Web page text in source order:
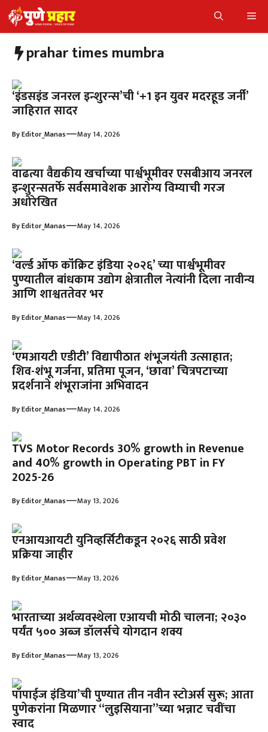
Skip
to
contentprahar times mumbra
‘इंडसइंड जनरल इन्शुरन्स’ची ‘+1 इन युवर मदरहूड जर्नी’
जाहिरात सादर
ByEditor_Manas—May 14, 2026
वाढत्या वैद्यकीय खर्चाच्या पार्श्वभूमीवर एसबीआय जनरल
इन्शुरन्सतर्फे सर्वसमावेशक आरोग्य विम्याची गरज
अधोरेखित
ByEditor_Manas—May 14, 2026
‘वर्ल्ड ऑफ कॉंक्रिट इंडिया २०२६’ च्या पार्श्वभूमीवर
पुण्यातील बांधकाम उद्योग क्षेत्रातील नेत्यांनी दिला नावीन्य
आणि शाश्वततेवर भर
ByEditor_Manas—May 14, 2026
‘एमआयटी एडीटी’ विद्यापीठात शंभूजयंती उत्साहात;
शिव-शंभू गर्जना, प्रतिमा पूजन, ‘छावा’ चित्रपटाच्या
प्रदर्शनाने शंभूराजांना अभिवादन
ByEditor_Manas—May 14, 2026
TVS Motor Records 30% growth in Revenue
and 40% growth in Operating PBT in FY
2025-26
ByEditor_Manas—May 13, 2026
एनआयआयटी युनिव्हर्सिटीकडून २०२६ साठी प्रवेश
प्रक्रिया जाहीर
ByEditor_Manas—May 13, 2026
भारताच्या अर्थव्यवस्थेला एआयची मोठी चालना; २०३०
पर्यंत ५०० अब्ज डॉलर्सचे योगदान शक्य
ByEditor_Manas—May 13, 2026
पॉपाईज इंडिया’ची पुण्यात तीन नवीन स्टोअर्स सुरू; आता
पुणेकरांना मिळणार ‘‘लुइसियाना’’च्या भन्नाट चवींचा
स्वाद